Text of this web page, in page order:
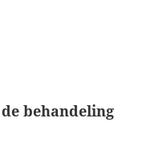
behandeling